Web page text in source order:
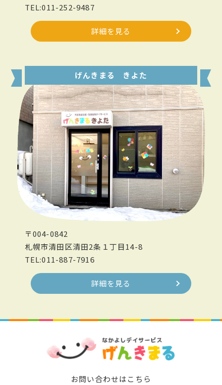
TEL:011-252-9487
詳細を見る
げんきまる きよた
〒004-0842
札幌市清田区清田2条１丁目14-8
TEL:011-887-7916
詳細を見る
お問い合わせはこちら